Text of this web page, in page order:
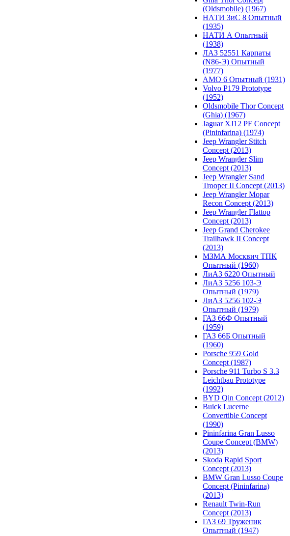
(Oldsmobile) (1967)
НАТИ ЗиС 8 Опытный
(1935)
НАТИ А Опытный
(1938)
ЛАЗ 52551 Карпаты
(N86-Э) Опытный
(1977)
АМО 6 Опытный (1931)
Volvo P179 Prototype
(1952)
Oldsmobile Thor Concept
(Ghia) (1967)
Jaguar XJ12 PF Concept
(Pininfarina) (1974)
Jeep Wrangler Stitch
Concept (2013)
Jeep Wrangler Slim
Concept (2013)
Jeep Wrangler Sand
Trooper II Concept (2013)
Jeep Wrangler Mopar
Recon Concept (2013)
Jeep Wrangler Flattop
Concept (2013)
Jeep Grand Cherokee
Trailhawk II Concept
(2013)
МЗМА Москвич ТПК
Опытный (1960)
ЛиАЗ 6220 Опытный
ЛиАЗ 5256 103-Э
Опытный (1979)
ЛиАЗ 5256 102-Э
Опытный (1979)
ГАЗ 66Ф Опытный
(1959)
ГАЗ 66Б Опытный
(1960)
Porsche 959 Gold
Concept (1987)
Porsche 911 Turbo S 3.3
Leichtbau Prototype
(1992)
BYD Qin Concept (2012)
Buick Lucerne
Convertible Concept
(1990)
Pininfarina Gran Lusso
Coupe Concept (BMW)
(2013)
Skoda Rapid Sport
Concept (2013)
BMW Gran Lusso Coupe
Concept (Pininfarina)
(2013)
Renault Twin-Run
Concept (2013)
ГАЗ 69 Труженик
Опытный (1947)